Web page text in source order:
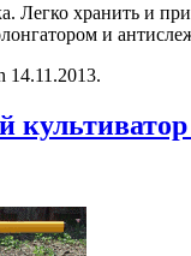
Легко хранить и
и
14.11.2013.